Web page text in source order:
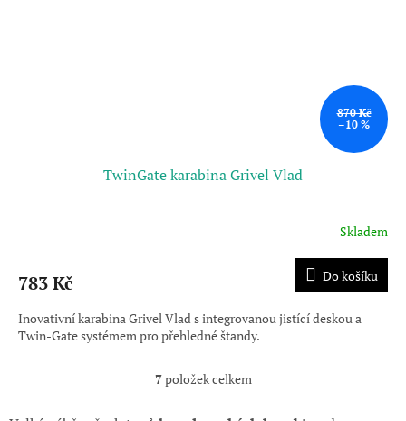
870 Kč
–10 %
TwinGate karabina Grivel Vlad
Skladem
783 Kč Do košíku
Inovativní karabina Grivel Vlad s integrovanou jistící deskou a
Twin-Gate systémem pro přehledné štandy.
O
7položek celkem